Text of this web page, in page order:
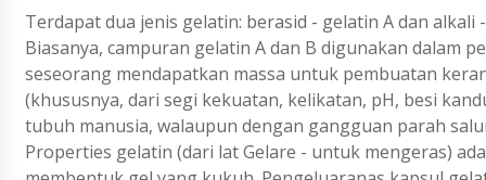
Terdapat dua jenis gelatin: berasid - gelatin A dan
Biasanya, campuran gelatin A dan B digunakan dalam
seseorang mendapatkan massa untuk pembuatan
(khususnya, dari segi kekuatan, kelikatan, pH, besi
tubuh manusia, walaupun dengan gangguan parah
Properties gelatin (dari lat Gelare - untuk mengeras)